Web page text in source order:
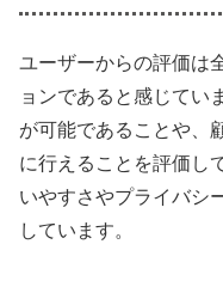
ユーザーからの評価は
ョンであると感じてい
が可能であることや、
に行えることを評価し
いやすさやプライバシ
しています。